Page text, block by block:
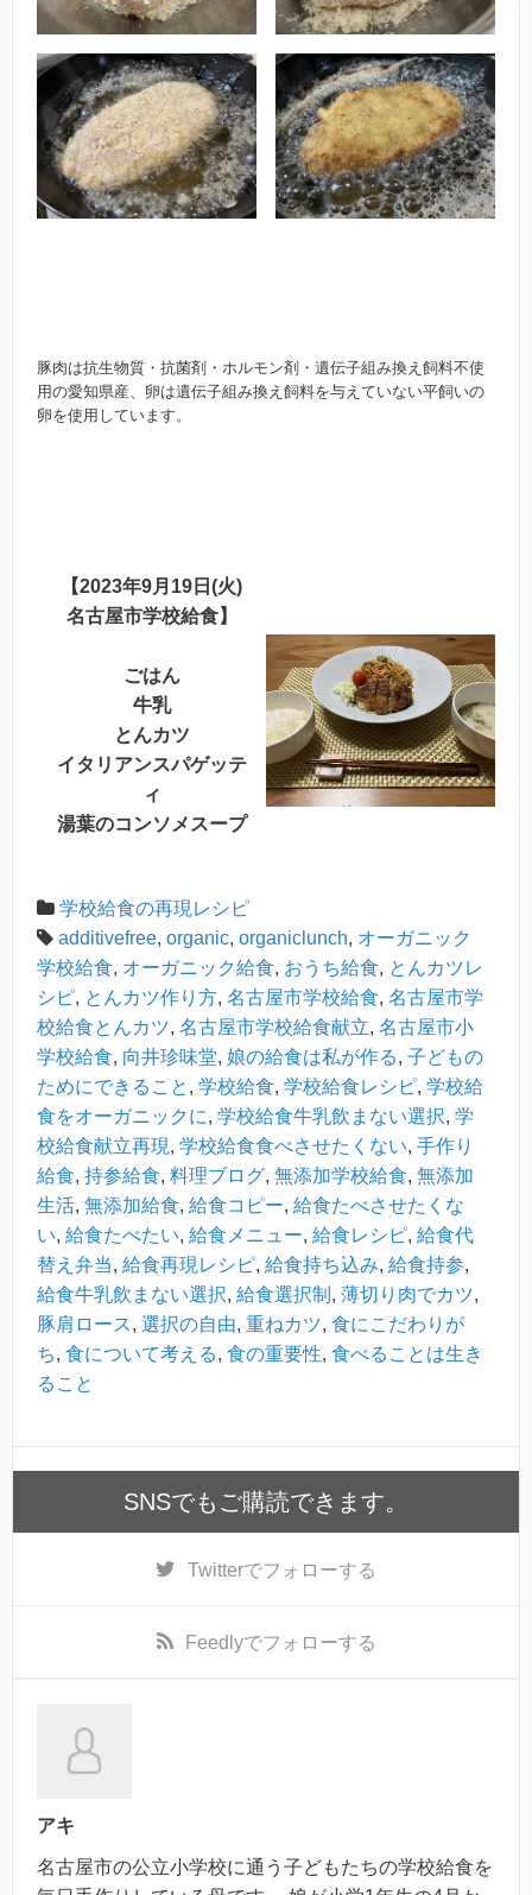
豚肉は抗生物質・抗菌剤・ホルモン剤・遺伝子組み換え飼料不使
用の愛知県産、卵は遺伝子組み換え飼料を与えていない平飼いの
卵を使用しています。
【2023年9月19日(火)
名古屋市学校給食】
ごはん
牛乳
とんカツ
イタリアンスパゲッテ
ィ
湯葉のコンソメスープ
学校給食の再現レシピ
additivefree, organic, organiclunch, オーガニック
学校給食, オーガニック給食, おうち給食, とんカツレ
シピ, とんカツ作り方, 名古屋市学校給食, 名古屋市学
校給食とんカツ, 名古屋市学校給食献立, 名古屋市小
学校給食, 向井珍味堂, 娘の給食は私が作る, 子どもの
ためにできること , 学校給食, 学校給食レシピ, 学校給
食をオーガニックに, 学校給食牛乳飲まない選択, 学
校給食献立再現, 学校給食食べさせたくない, 手作り
給食, 持参給食, 料理ブログ, 無添加学校給食, 無添加
生活, 無添加給食, 給食コピー, 給食たべさせたくな
い, 給食たべたい, 給食メニュー, 給食レシピ, 給食代
替え弁当, 給食再現レシピ, 給食持ち込み, 給食持参,
給食牛乳飲まない選択, 給食選択制 , 薄切り肉でカツ,
豚肩ロース, 選択の自由, 重ねカツ, 食にこだわりが
ち, 食について考える, 食の重要性, 食べることは生き
ること
SNSでもご購読できます。
Twitterでフォローする
Feedlyでフォローする
アキ
名古屋市の公立小学校に通う子どもたちの学校給食を